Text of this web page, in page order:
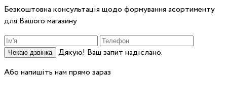
Безкоштовна консультація щодо формування асортименту
для Вашого магазину
Чекаю дзвінка
Дякую! Ваш запит надіслано.
Або напишіть нам прямо зараз